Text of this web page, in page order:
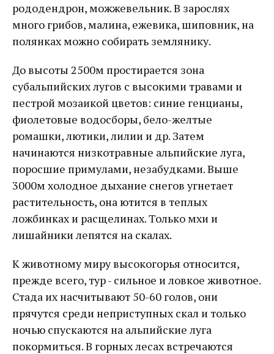
рододендрон, можжевельник. В зарослях
много грибов, малина, ежевика, шиповник, на
полянках можно собирать землянику.
До высоты 2500м простирается зона
субальпийских лугов с высокими травами и
пестрой мозаикой цветов: синие генцианы,
фиолетовые водосборы, бело-желтые
ромашки, лютики, лилии и др. Затем
начинаются низкотравные альпийские луга,
поросшие примулами, незабудками. Выше
3000м холодное дыхание снегов угнетает
растительность, она ютится в теплых
ложбинках и расщелинах. Только мхи и
лишайники лепятся на скалах.
К животному миру высокогорья относится,
прежде всего, тур - сильное и ловкое животное.
Стада их насчитывают 50-60 голов, они
прячутся среди неприступных скал и только
ночью спускаются на альпийские луга
покормиться. В горных лесах встречаются